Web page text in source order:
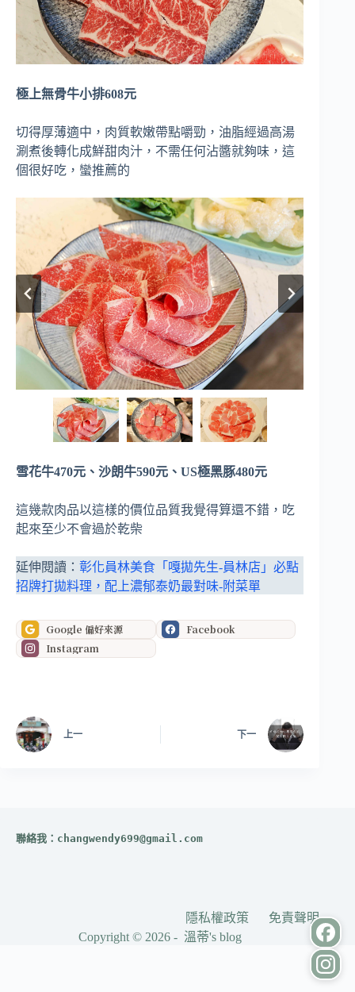
極上無骨牛小排608元
切得厚薄適中，肉質軟嫩帶點嚼勁，油脂經過高湯
涮煮後轉化成鮮甜肉汁，不需任何沾醬就夠味，這
個很好吃，蠻推薦的
雪花牛470元、沙朗牛590元、US極黑豚480元
這幾款肉品以這樣的價位品質我覺得算還不錯，吃
起來至少不會過於乾柴
延伸閱讀： 彰化員林美食「嘎拋先生-員林店」必點
招牌打拋料理，配上濃郁泰奶最對味-附菜單
Google 偏好來源
Facebook
Instagram
上一 下一
聯絡我： changwendy699@gmail.com
隱私權政策
免責聲明
Copyright © 2026 - 溫蒂's blog